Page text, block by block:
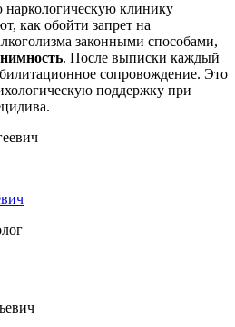
клинику
как обойти запрет на
законными способами,
. После выписки каждый
сопровождение. Это
поддержку при